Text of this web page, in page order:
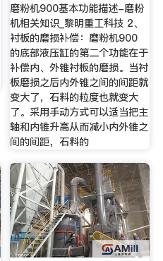
磨粉机900基本功能描述-磨粉
机相关知识_黎明重工科技 2、
衬板的磨损补偿：磨粉机900
的底部液压缸的第二个功能在于
补偿内、外锥衬板的磨损。当衬
板磨损之后内外锥之间的间距就
变大了，石料的粒度也就变大
了。采用手动方式可以适当把主
轴和内锥升高从而减小内外锥之
间的间距，石料的